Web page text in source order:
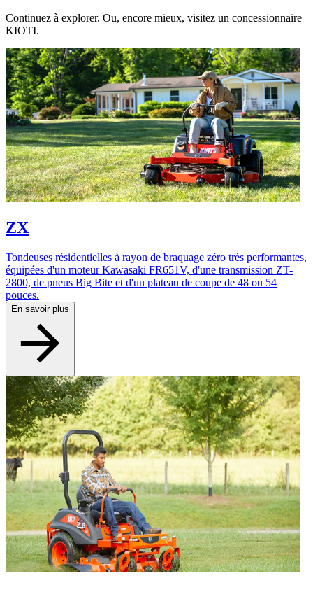
Continuez à explorer. Ou, encore mieux, visitez un concessionnaire
KIOTI.
ZX
Tondeuses résidentielles à rayon de braquage zéro très performantes,
équipées d'un moteur Kawasaki FR651V, d'une transmission ZT-
2800, de pneus Big Bite et d'un plateau de coupe de 48 ou 54
pouces.
En savoir plus